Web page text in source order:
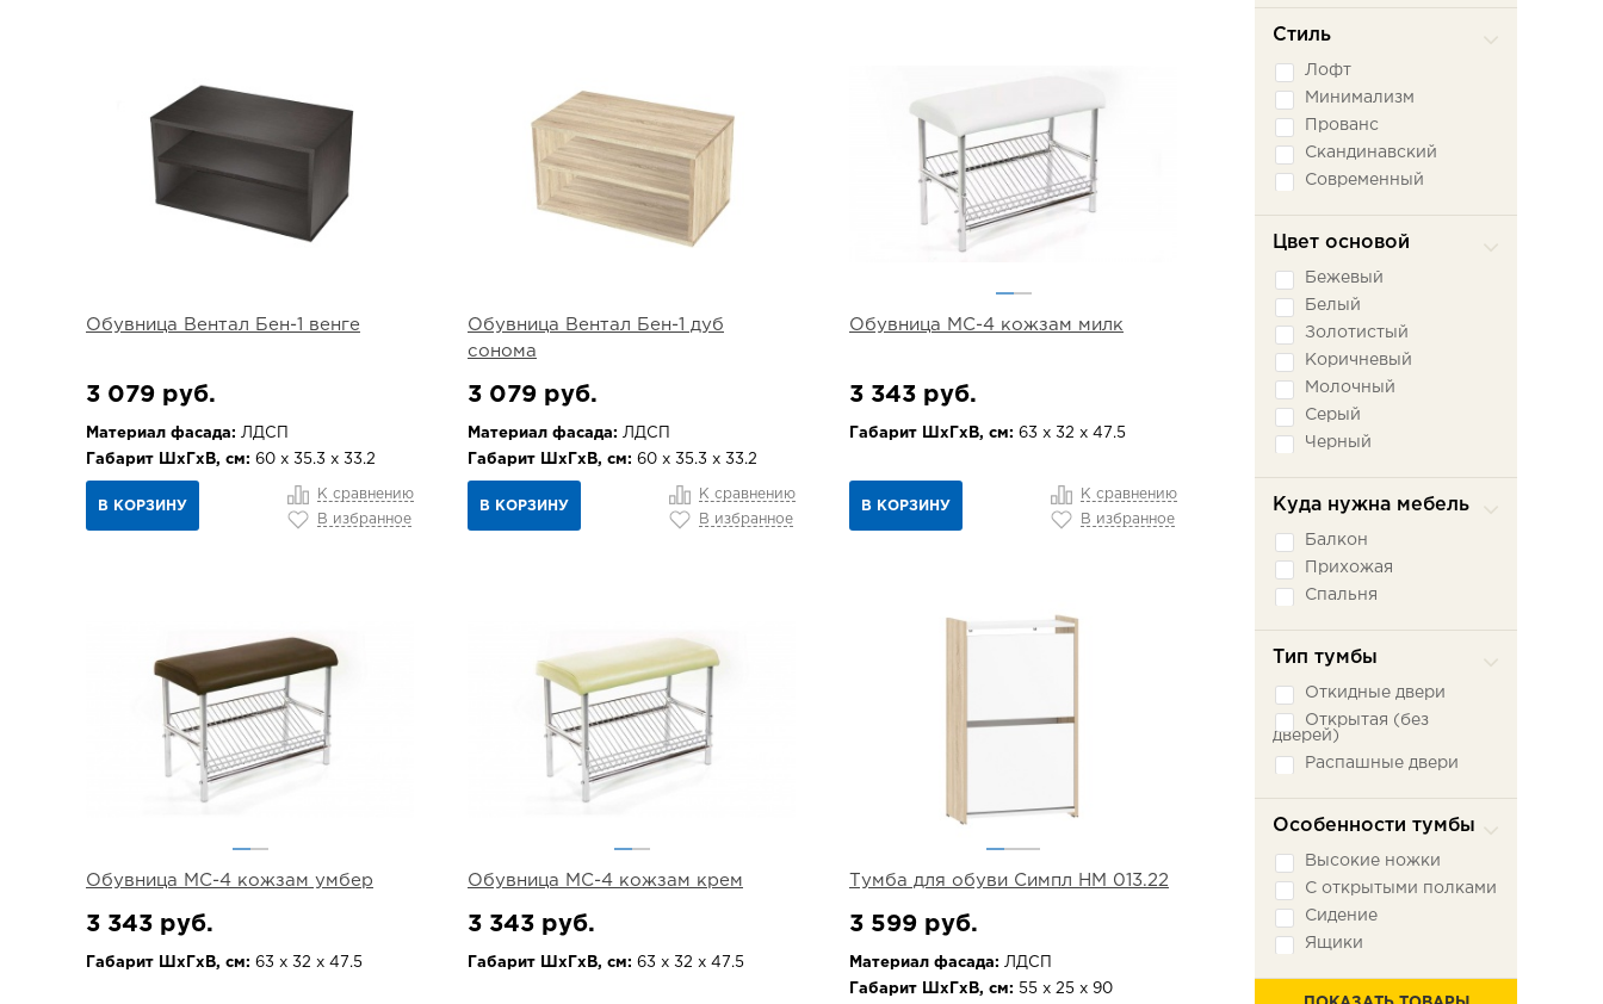
Обувница Вентал Бен-1 венге
3 079 руб.
Материал фасада: ЛДСП
Габарит ШхГхВ, см: 60 х 35.3 х 33.2
В КОРЗИНУ
К сравнению
В избранное
Обувница Вентал Бен-1 дуб
сонома
3 079 руб.
Материал фасада: ЛДСП
Габарит ШхГхВ, см: 60 х 35.3 х 33.2
В КОРЗИНУ
К сравнению
В избранное
Обувница МС-4 кожзам милк
3 343 руб.
Габарит ШхГхВ, см: 63 х 32 х 47.5
В КОРЗИНУ
К сравнению
В избранное
Обувница МС-4 кожзам умбер
3 343 руб.
Габарит ШхГхВ, см: 63 х 32 х 47.5
Обувница МС-4 кожзам крем
3 343 руб.
Габарит ШхГхВ, см: 63 х 32 х 47.5
Тумба для обуви Симпл НМ 013.22
3 599 руб.
Материал фасада: ЛДСП
Габарит ШхГхВ, см: 55 х 25 х 90
Стиль
Лофт
Минимализм
Прованс
Скандинавский
Современный
Цвет основой
Бежевый
Белый
Золотистый
Коричневый
Молочный
Серый
Черный
Куда нужна мебель
Балкон
Прихожая
Спальня
Тип тумбы
Откидные двери
Открытая (без
дверей)
Распашные двери
Особенности тумбы
Высокие ножки
С открытыми полками
Сидение
Ящики